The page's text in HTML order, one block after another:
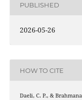
PUBLISHED
2026-05-26
HOW TO CITE
Daeli, C. P., &